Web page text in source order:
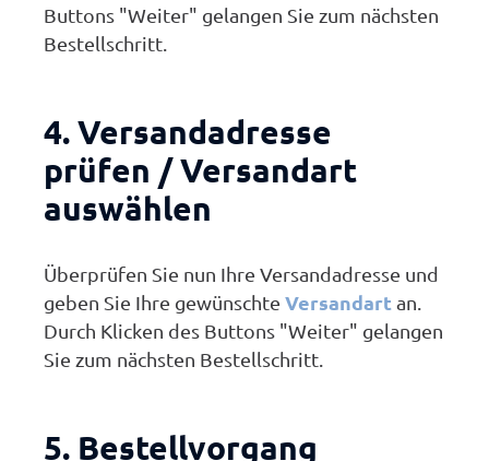
Buttons "Weiter" gelangen Sie zum nächsten
Bestellschritt.
4. Versandadresse
prüfen / Versandart
auswählen
Überprüfen Sie nun Ihre Versandadresse und
geben Sie Ihre gewünschte Versandartan.
Durch Klicken des Buttons "Weiter" gelangen
Sie zum nächsten Bestellschritt.
5. Bestellvorgang